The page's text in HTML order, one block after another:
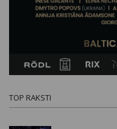
TOP RAKSTI